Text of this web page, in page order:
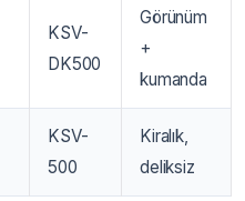
KSV-
DK500
Görünüm
+
kumanda
KSV-
500
Kiralık,
deliksiz